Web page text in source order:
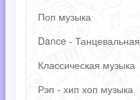
Поп музыка
Dance - Танцевальная
Классическая музыка
Рэп - хип хоп музыка